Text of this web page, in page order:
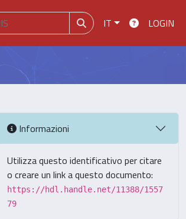
IT LOGIN
Informazioni
Utilizza questo identificativo per citare
o creare un link a questo documento:
https://hdl.handle.net/11388/1557
79